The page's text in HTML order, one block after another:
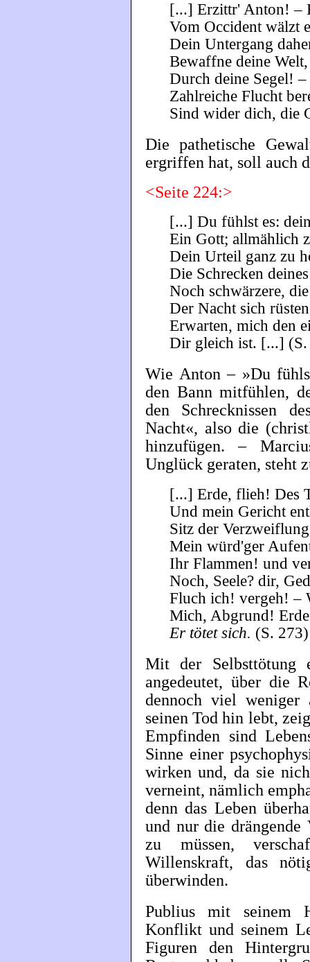
[...] Erzittr' Anton! –
Vom Occident wälzt
Dein Untergang
Bewaffne deine
Durch deine Segel!
Zahlreiche Flucht
Sind wider dich, die
Die pathetische
ergriffen hat, soll auch
<Seite 224:>
[...] Du fühlst es:
Ein Gott; allmählich
Dein Urteil ganz zu
Die Schrecken
Noch schwärzere,
Der Nacht sich
Erwarten, mich den
Dir gleich ist. [...]
Wie Anton – »Du
den Bann mitfühlen,
den Schrecknissen
Nacht«, also die
hinzufügen. –
Unglück geraten, steht
[...] Erde, flieh! Des
Und mein Gericht
Sitz der
Mein würd'ger
Ihr Flammen! und
Noch, Seele? dir,
Fluch ich! vergeh! –
Mich, Abgrund!
Er tötet sich. (S. 273)
Mit der Selbsttötung
angedeutet, über die
dennoch viel
seinen Tod hin lebt,
Empfinden sind
Sinne einer
wirken und, da sie
verneint, nämlich
denn das Leben
und nur die drängende
zu müssen,
Willenskraft, das
überwinden.
Publius mit seinem
Konflikt und seinem
Figuren den